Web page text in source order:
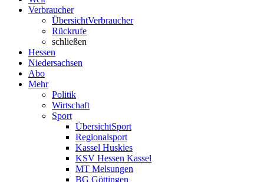
Verbraucher
ÜbersichtVerbraucher
Rückrufe
schließen
Hessen
Niedersachsen
Abo
Mehr
Politik
Wirtschaft
Sport
ÜbersichtSport
Regionalsport
Kassel Huskies
KSV Hessen Kassel
MT Melsungen
BG Göttingen